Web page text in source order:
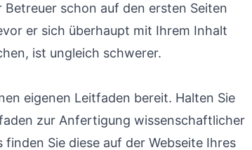
Betreuer schon auf den ersten Seiten
er sich überhaupt mit Ihrem Inhalt
ist ungleich schwerer.
eigenen Leitfaden bereit. Halten Sie
zur Anfertigung wissenschaftlicher
finden Sie diese auf der Webseite Ihres